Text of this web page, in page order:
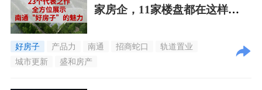
家房企，11家楼盘都在这样
好房子 产品力 南通 招商蛇口
轨道置业
城市更新
盛和房产